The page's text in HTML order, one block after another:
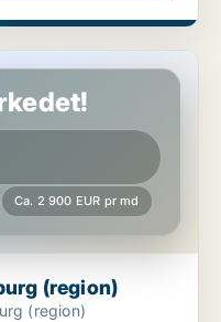
Ca. 2 900 EUR pr md
(region)
(region)